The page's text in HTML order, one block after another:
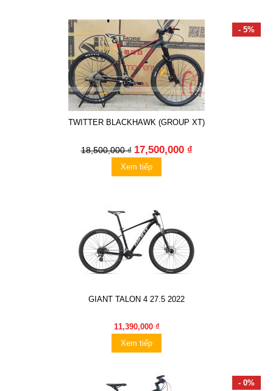
- 5%
TWITTER BLACKHAWK (GROUP XT)
18,500,000 ₫ 17,500,000 ₫
Xem tiếp
GIANT TALON 4 27.5 2022
11,390,000 ₫
Xem tiếp
- 0%